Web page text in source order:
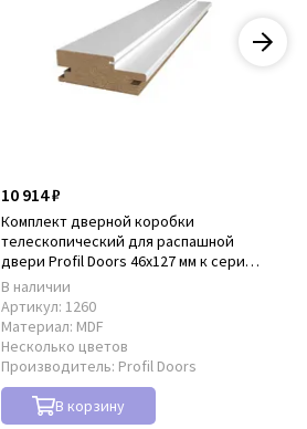
10 914 ₽
Комплект дверной коробки
телескопический для распашной
двери Profil Doors 46x127 мм к серии
PD
В наличии
Артикул: 1260
Материал: MDF
Несколько цветов
Производитель: Profil Doors
В корзину